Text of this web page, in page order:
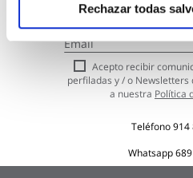
Rechazar todas
Subscríbete a
Inscríbase
a
nuestro
boletín
de
Acepto recibir
perfiladas y / o Newsletters
a nuestra Política
Teléfono914
Whatsapp